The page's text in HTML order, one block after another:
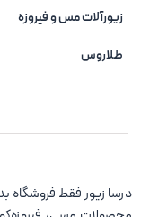
زیورآلات مس و فیروزه‌
طلاروس
درسا زیور فقط فروشگاه